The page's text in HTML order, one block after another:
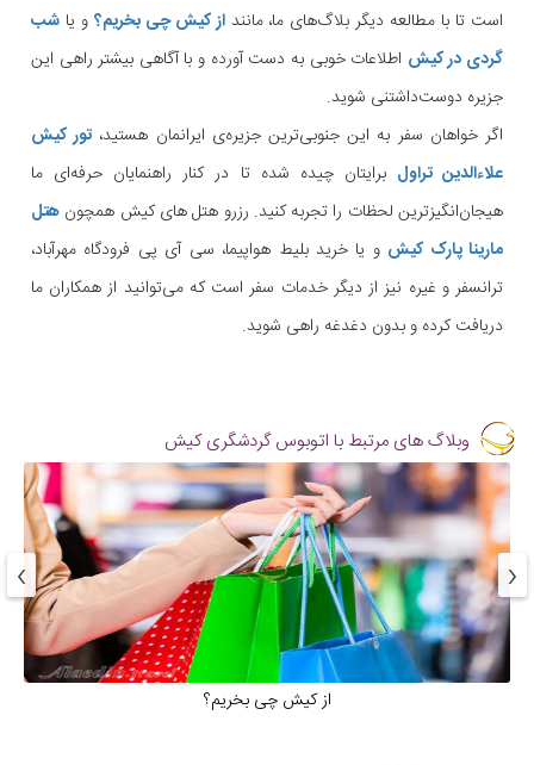
است تا با مطالعه دیگر بلاگ‌های ما، ماننداز کیش چی بخریم؟ و یا شب
گردی در کیش اطلاعات خوبی به دست آورده و با آگاهی بیشتر راهی این
جزیره دوست‌داشتنی شوید.
اگر خواهان سفر به این جنوبی‌ترین جزیره‌ی ایرانمان هستید، تور کیش
علاءالدین تراول برایتان چیده شده تا در کنار راهنمایان حرفه‌ای ما
هیجان‌انگیزترین لحظات را تجربه کنید. رزرو هتل های کیش همچون هتل
مارینا پارک کیش و یا خرید بلیط هواپیما، سی آی پی فرودگاه مهرآباد،
ترانسفر و غیره نیز از دیگر خدمات سفر است که می‌توانید از همکاران ما
دریافت کرده و بدون دغدغه راهی شوید.
وبلاگ های مرتبط با اتوبوس گردشگری کیش
از کیش چی بخریم؟
‹
›